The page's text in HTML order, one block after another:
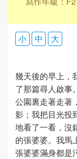
小 中 大
幾天後的早上，
了那篇尋人啟事
公園裏走著走著
影；我把目光投
地看了一看，沒
的張婆婆。我馬
張婆婆滿身都是